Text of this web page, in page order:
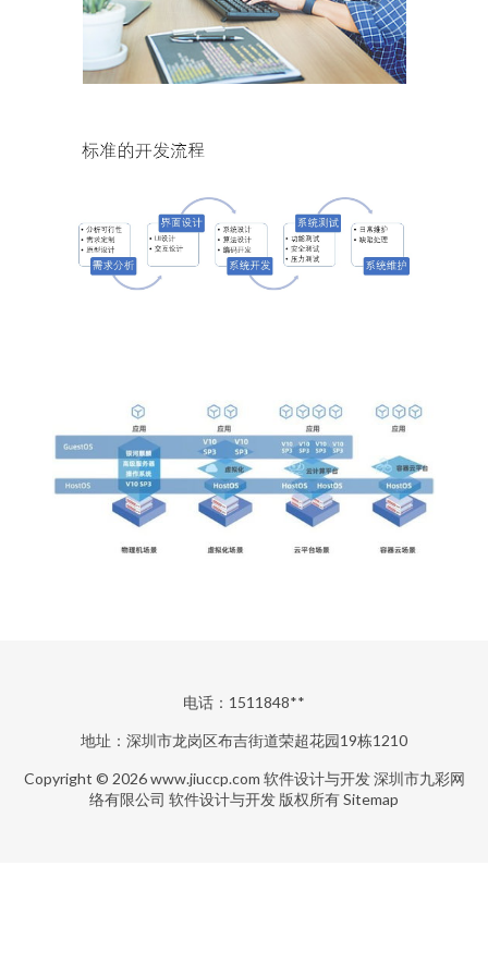
电话：1511848**
地址：深圳市龙岗区布吉街道荣超花园19栋1210
Copyright © 2026www.jiuccp.com 软件设计与开发 深圳市九彩网
络有限公司 软件设计与开发 版权所有Sitemap